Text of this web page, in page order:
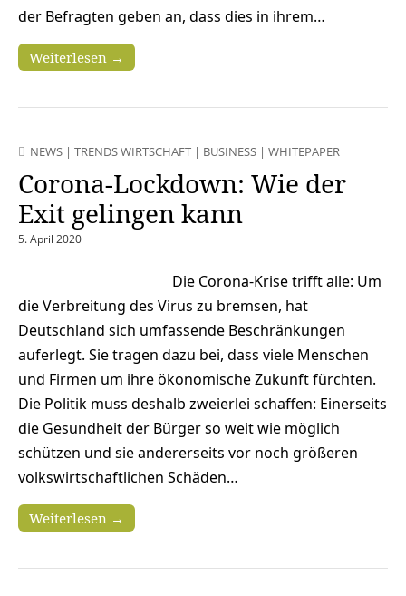
der Befragten geben an, dass dies in ihrem…
Weiterlesen →
NEWS | TRENDS WIRTSCHAFT | BUSINESS | WHITEPAPER
Corona-Lockdown: Wie der
Exit gelingen kann
5. April 2020
Die Corona-Krise trifft alle: Um
die Verbreitung des Virus zu bremsen, hat
Deutschland sich umfassende Beschränkungen
auferlegt. Sie tragen dazu bei, dass viele Menschen
und Firmen um ihre ökonomische Zukunft fürchten.
Die Politik muss deshalb zweierlei schaffen: Einerseits
die Gesundheit der Bürger so weit wie möglich
schützen und sie andererseits vor noch größeren
volkswirtschaftlichen Schäden…
Weiterlesen →